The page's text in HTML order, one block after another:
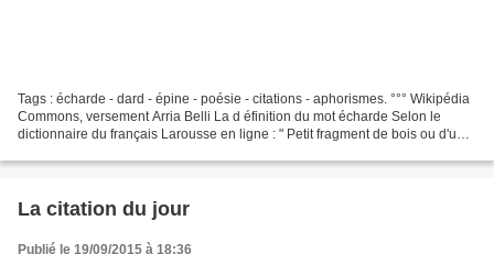
Tags : écharde - dard - épine - poésie - citations - aphorismes. °°° Wikipédia
Commons, versement Arria Belli La d éfinition du mot écharde Selon le
dictionnaire du français Larousse en ligne : " Petit fragment de bois ou d'un
La citation du jour
Publié le 19/09/2015 à 18:36